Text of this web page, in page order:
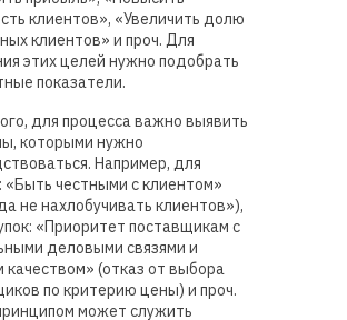
клиентов», «Увеличить долю
клиентов» и проч. Для
этих целей нужно подобрать
показатели.
для процесса важно выявить
которыми нужно
Например, для
честными с клиентом»
не нахлобучивать клиентов»),
«Приоритет поставщикам с
деловыми связями и
качеством» (отказ от выбора
по критерию цены) и проч.
может служить